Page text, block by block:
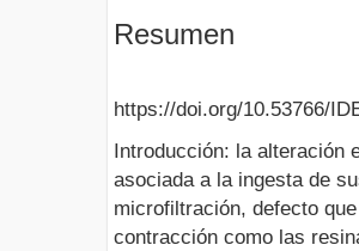
Resumen
https://doi.org/10.53766/
Introducción: la alteración
asociada a la ingesta de
microfiltración, defecto
contracción como las